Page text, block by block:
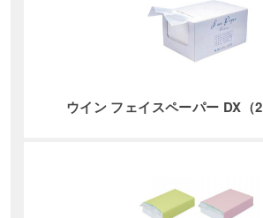
ウイン フェイスペーパー DX（